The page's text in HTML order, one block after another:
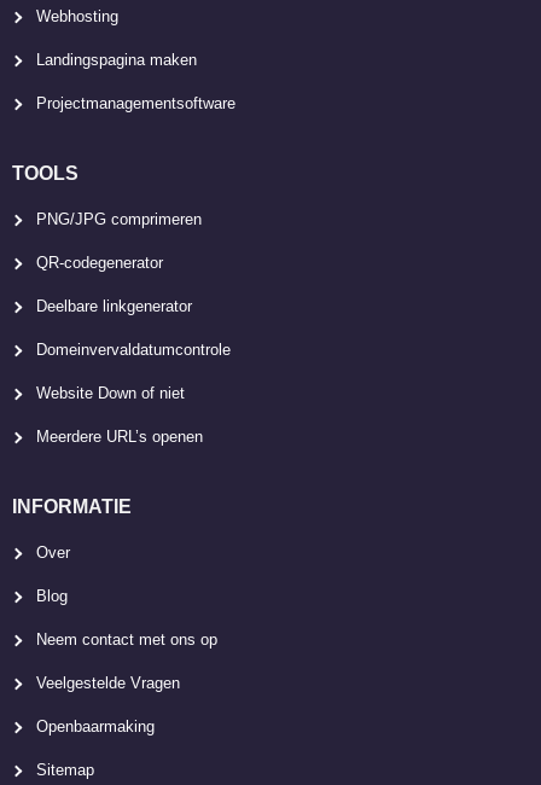
Webhosting
Landingspagina maken
Projectmanagementsoftware
TOOLS
PNG/JPG comprimeren
QR-codegenerator
Deelbare linkgenerator
Domeinvervaldatumcontrole
Website Down of niet
Meerdere URL’s openen
INFORMATIE
Over
Blog
Neem contact met ons op
Veelgestelde Vragen
Openbaarmaking
Sitemap